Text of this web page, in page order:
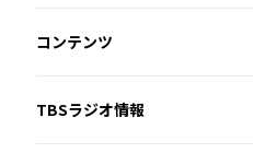
コンテンツ
TBSラジオ情報